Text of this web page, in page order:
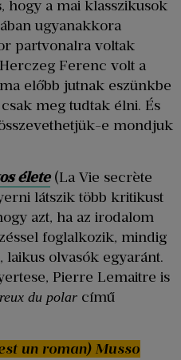
hogy a mai klasszikusok
ugyanakkora
partvonalra voltak
Ferenc volt a
előbb jutnak eszünkbe
meg tudtak élni. És
e mondjuk
élete(La Vie secrète
látszik több kritikust
azt, ha az irodalom
foglalkozik, mindig
olvasók egyaránt.
Pierre Lemaitre is
du polar című
un roman) Musso